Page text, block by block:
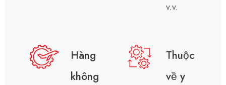
v.v.
Hàng
không
Thuộc
về y